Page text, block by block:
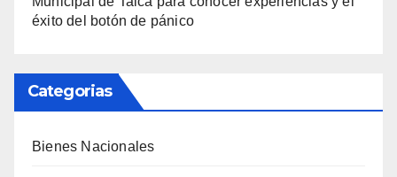
éxito del botón de pánico
Categorias
Bienes Nacionales